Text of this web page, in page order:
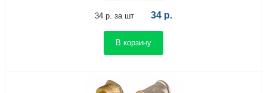
34 р. за шт 34 р.
В корзину